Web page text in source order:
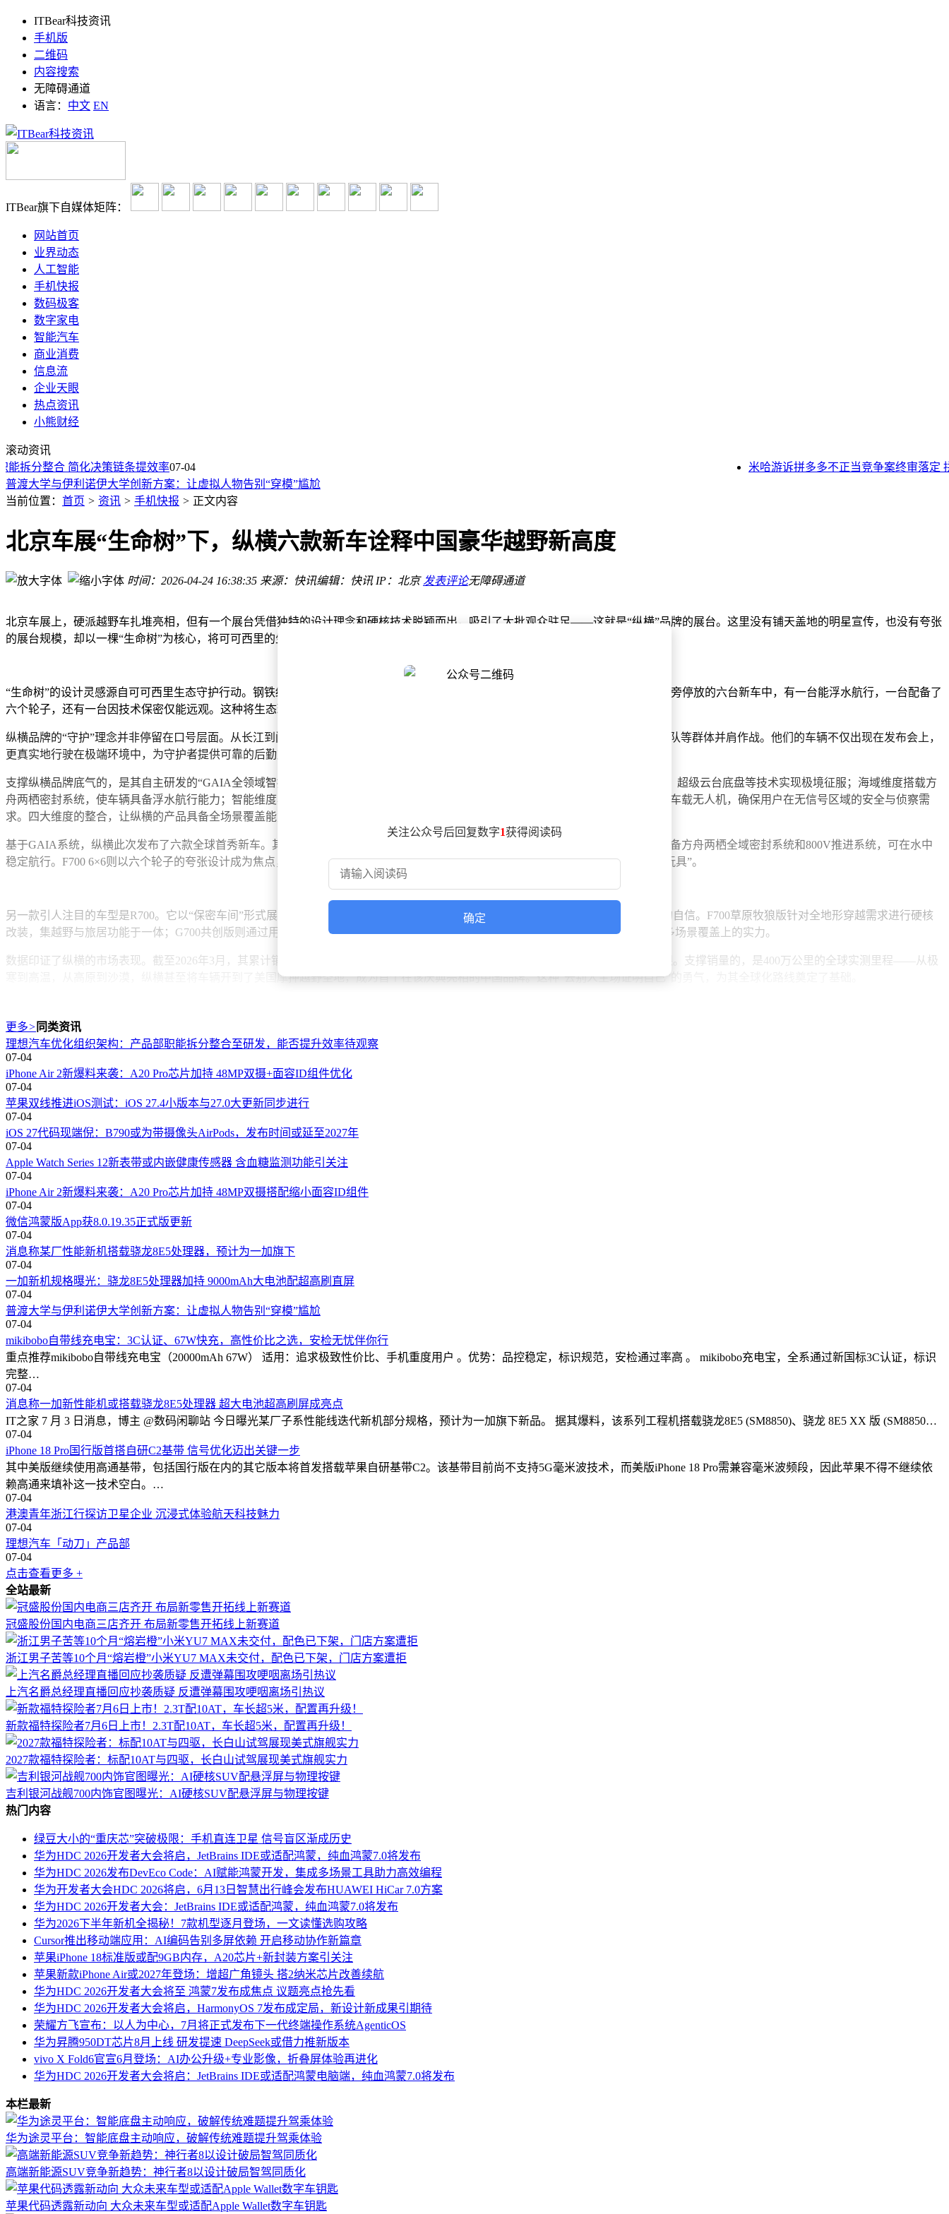
ITBear科技资讯
手机版
二维码
内容搜索
无障碍通道
语言： 中文 EN
ITBear旗下自媒体矩阵：
网站首页
业界动态
人工智能
手机快报
数码极客
数字家电
智能汽车
商业消费
信息流
企业天眼
热点资讯
小熊财经
滚动资讯
拆分整合 简化决策链条提效率07-04 米哈游诉拼多多不正当竞争案终审落定 拼
港澳青年浙江行探访卫星企业 沉浸式体验航天科技魅力
消息称某厂性能新机搭载骁龙8E5处理器，预计为一加旗下
一加新机规格曝光：骁龙8E5处理器加持 9000mAh大电池配超高刷直屏
普渡大学与伊利诺伊大学创新方案：让虚拟人物告别“穿模”尴尬
mikibobo自带线充电宝：3C认证、67W快充，高性价比之选，安检无忧伴你行
iPhone 18 Pro国行版首搭自研C2基带 信号优化迈出关键一步
港澳青年浙江行探访卫星企业 沉浸式体验航天科技魅力
理想汽车「动刀」产品部
港澳青年浙江行探访卫星企业 沉浸式体验航天科技魅力
当前位置： 首页 > 资讯 > 手机快报 > 正文内容
北京车展“生命树”下，纵横六款新车诠释中国豪华越野新高度
时间：2026-04-24 16:38:35 来源：快讯编辑：快讯 IP：北京 发表评论无障碍通道
北京车展上，硬派越野车扎堆亮相，但有一个展台凭借独特的设计理念和硬核技术脱颖而出，吸引了大批观众驻足——这就是“纵横”品牌的展台。这里没有铺天盖地的明星宣传，也没有夸张
的展台规模，却以一棵“生命树”为核心，将可可西里的生态光影与六台全球首秀的新车融为一体，展现出中国豪华越野品牌的新高度。
“生命树”的设计灵感源自可可西里生态守护行动。钢铁结构的树干象征着坚韧，枝叶间投射的光影则还原了可可西里的自然风貌。展台旁停放的六台新车中，有一台能浮水航行，一台配备了
六个轮子，还有一台因技术保密仅能远观。这种将生态理念与硬核技术结合的展台设计，在豪华越野领域实属罕见。
纵横品牌的“守护”理念并非停留在口号层面。从长江到闽江，从可可西里到“猎豹归来”公益行动，纵横始终与一线巡山队员、蓝天救援队等群体并肩作战。他们的车辆不仅出现在发布会上，
更真实地行驶在极端环境中，为守护者提供可靠的后勤支持。这种扎根大地的实践，让“生命树”的展台设计更具说服力。
支撑纵横品牌底气的，是其自主研发的“GAIA全领域智控系统”。这一系统涵盖陆、海、智、空四大维度：陆地维度通过鲲鹏超能混动、超级云台底盘等技术实现极境征服；海域维度搭载方
舟两栖密封系统，使车辆具备浮水航行能力；智能维度与华为合作，集成灵犀座舱和乾崑ADS 4智驾系统；空域维度则通过卫星通信和车载无人机，确保用户在无信号区域的安全与侦察需
求。四大维度的整合，让纵横的产品具备全场景覆盖能力。
基于GAIA系统，纵横此次发布了六款全球首秀新车。其中，G700至尊航行版堪称跨界创新典范——它融合了汽车与船舶工业技术，配备方舟两栖全域密封系统和800V推进系统，可在水中
稳定航行。F700 6×6则以六个轮子的夸张设计成为焦点，这款与顶火二次共创的车型，出厂即具备巅峰越野性能，堪称越野迷的“终极玩具”。
另一款引人注目的车型是R700。它以“保密车间”形式展示，仅露出轮廓便引发无限遐想。这种神秘感，反而凸显了纵横在技术研发上的自信。F700草原牧狼版针对全地形穿越需求进行硬核
改装，集越野与旅居功能于一体；G700共创版则通过用户深度参与改装，满足个性化需求。这些车型的推出，展现了纵横在多品类、多场景覆盖上的实力。
数据印证了纵横的市场表现。截至2026年3月，其累计销量突破1.39万台，其中海外销量占比超50%。这一成绩在豪华越野领域尤为亮眼。支撑销量的，是400万公里的全球实测里程——从极
寒到高温，从高原到沙漠，纵横甚至将车辆开到了美国摩押越野圣地，成为首个在该庆典亮相的中国品牌。这种“去别人主场证明自己”的勇气，为其全球化路线奠定了基础。
动重新定义了豪华越野的内涵。在北京车展的硬派越野竞争中，纵横以“生命树”为符号，向世界传递了一个信号：中国豪华越野，已进入技术输出与生态构建的新阶段。
关注公众号后回复数字1获得阅读码
确定
更多> 同类资讯
理想汽车优化组织架构：产品部职能拆分整合至研发，能否提升效率待观察
07-04
iPhone Air 2新爆料来袭：A20 Pro芯片加持 48MP双摄+面容ID组件优化
07-04
苹果双线推进iOS测试：iOS 27.4小版本与27.0大更新同步进行
07-04
iOS 27代码现端倪：B790或为带摄像头AirPods，发布时间或延至2027年
07-04
Apple Watch Series 12新表带或内嵌健康传感器 含血糖监测功能引关注
07-04
iPhone Air 2新爆料来袭：A20 Pro芯片加持 48MP双摄搭配缩小面容ID组件
07-04
微信鸿蒙版App获8.0.19.35正式版更新
07-04
消息称某厂性能新机搭载骁龙8E5处理器，预计为一加旗下
07-04
一加新机规格曝光：骁龙8E5处理器加持 9000mAh大电池配超高刷直屏
07-04
普渡大学与伊利诺伊大学创新方案：让虚拟人物告别“穿模”尴尬
07-04
mikibobo自带线充电宝：3C认证、67W快充，高性价比之选，安检无忧伴你行
重点推荐mikibobo自带线充电宝（20000mAh 67W） 适用：追求极致性价比、手机重度用户 。优势：品控稳定，标识规范，安检通过率高 。 mikibobo充电宝，全系通过新国标3C认证，标识
完整…
07-04
消息称一加新性能机或搭载骁龙8E5处理器 超大电池超高刷屏成亮点
IT之家 7 月 3 日消息，博主 @数码闲聊站 今日曝光某厂子系性能线迭代新机部分规格，预计为一加旗下新品。 据其爆料，该系列工程机搭载骁龙8E5 (SM8850)、骁龙 8E5 XX 版 (SM8850…
07-04
iPhone 18 Pro国行版首搭自研C2基带 信号优化迈出关键一步
其中美版继续使用高通基带，包括国行版在内的其它版本将首发搭载苹果自研基带C2。该基带目前尚不支持5G毫米波技术，而美版iPhone 18 Pro需兼容毫米波频段，因此苹果不得不继续依
赖高通来填补这一技术空白。…
07-04
港澳青年浙江行探访卫星企业 沉浸式体验航天科技魅力
07-04
理想汽车「动刀」产品部
07-04
点击查看更多 +
全站最新
冠盛股份国内电商三店齐开 布局新零售开拓线上新赛道
浙江男子苦等10个月“熔岩橙”小米YU7 MAX未交付，配色已下架，门店方案遭拒
上汽名爵总经理直播回应抄袭质疑 反遭弹幕围攻哽咽离场引热议
新款福特探险者7月6日上市！2.3T配10AT，车长超5米，配置再升级！
2027款福特探险者：标配10AT与四驱，长白山试驾展现美式旗舰实力
吉利银河战舰700内饰官图曝光：AI硬核SUV配悬浮屏与物理按键
热门内容
绿豆大小的“重庆芯”突破极限：手机直连卫星 信号盲区渐成历史
华为HDC 2026开发者大会将启，JetBrains IDE或适配鸿蒙，纯血鸿蒙7.0将发布
华为HDC 2026发布DevEco Code：AI赋能鸿蒙开发，集成多场景工具助力高效编程
华为开发者大会HDC 2026将启，6月13日智慧出行峰会发布HUAWEI HiCar 7.0方案
华为HDC 2026开发者大会：JetBrains IDE或适配鸿蒙，纯血鸿蒙7.0将发布
华为2026下半年新机全揭秘！7款机型逐月登场，一文读懂选购攻略
Cursor推出移动端应用：AI编码告别多屏依赖 开启移动协作新篇章
苹果iPhone 18标准版或配9GB内存，A20芯片+新封装方案引关注
苹果新款iPhone Air或2027年登场：增超广角镜头 搭2纳米芯片改善续航
华为HDC 2026开发者大会将至 鸿蒙7发布成焦点 议题亮点抢先看
华为HDC 2026开发者大会将启，HarmonyOS 7发布成定局，新设计新成果引期待
荣耀方飞宣布：以人为中心，7月将正式发布下一代终端操作系统AgenticOS
华为昇腾950DT芯片8月上线 研发提速 DeepSeek或借力推新版本
vivo X Fold6官宣6月登场：AI办公升级+专业影像，折叠屏体验再进化
华为HDC 2026开发者大会将启：JetBrains IDE或适配鸿蒙电脑端，纯血鸿蒙7.0将发布
本栏最新
华为途灵平台：智能底盘主动响应，破解传统难题提升驾乘体验
高端新能源SUV竞争新趋势：神行者8以设计破局智驾同质化
苹果代码透露新动向 大众未来车型或适配Apple Wallet数字车钥匙